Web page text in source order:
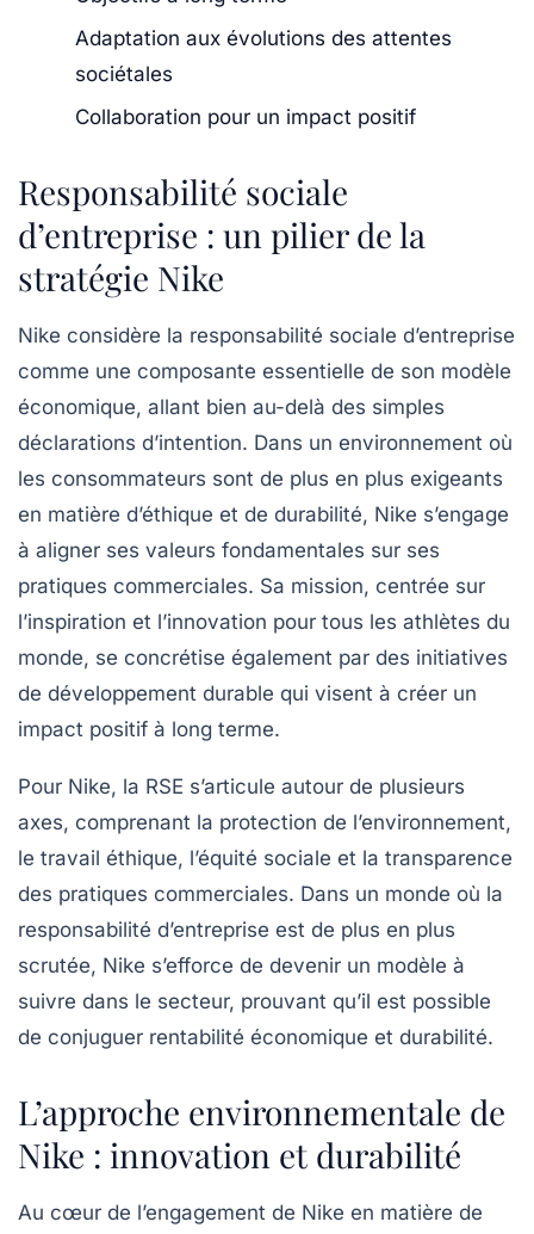
Adaptation aux évolutions des attentes
sociétales
Collaboration pour un impact positif
Responsabilité sociale
d’entreprise : un pilier de la
stratégie Nike
Nike considère la responsabilité sociale d’entreprise
comme une composante essentielle de son modèle
économique, allant bien au-delà des simples
déclarations d’intention. Dans un environnement où
les consommateurs sont de plus en plus exigeants
en matière d’éthique et de durabilité, Nike s’engage
à aligner ses valeurs fondamentales sur ses
pratiques commerciales. Sa mission, centrée sur
l’inspiration et l’innovation pour tous les athlètes du
monde, se concrétise également par des initiatives
de développement durable qui visent à créer un
impact positif à long terme.
Pour Nike, la RSE s’articule autour de plusieurs
axes, comprenant la protection de l’environnement,
le travail éthique, l’équité sociale et la transparence
des pratiques commerciales. Dans un monde où la
responsabilité d’entreprise est de plus en plus
scrutée, Nike s’efforce de devenir un modèle à
suivre dans le secteur, prouvant qu’il est possible
de conjuguer rentabilité économique et durabilité.
L’approche environnementale de
Nike : innovation et durabilité
Au cœur de l’engagement de Nike en matière de